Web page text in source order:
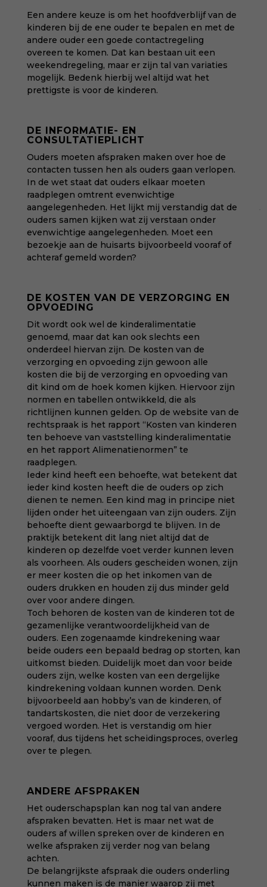
Een andere keuze is om het hoofdverblijf van de
kinderen bij de ene ouder te bepalen en met de
andere ouder een goede contactregeling
overeen te komen. Dat kan bestaan uit een
weekendregeling, maar er zijn tal van variaties
mogelijk. Bedenk hierbij wel altijd wat het
prettigste is voor de kinderen.
DE INFORMATIE- EN
CONSULTATIEPLICHT
Ouders moeten afspraken maken over hoe de
contacten tussen hen als ouders gaan verlopen.
In de wet staat dat ouders elkaar moeten
raadplegen omtrent evenwichtige
aangelegenheden. Het lijkt mij verstandig dat de
ouders samen kijken wat zij verstaan onder
evenwichtige aangelegenheden. Moet een
bezoekje aan de huisarts bijvoorbeeld vooraf of
achteraf gemeld worden?
DE KOSTEN VAN DE VERZORGING EN
OPVOEDING
Dit wordt ook wel de kinderalimentatie
genoemd, maar dat kan ook slechts een
onderdeel hiervan zijn. De kosten van de
verzorging en opvoeding zijn gewoon alle
kosten die bij de verzorging en opvoeding van
dit kind om de hoek komen kijken. Hiervoor zijn
normen en tabellen ontwikkeld, die als
richtlijnen kunnen gelden. Op de website van de
rechtspraak is het rapport “Kosten van kinderen
ten behoeve van vaststelling kinderalimentatie
en het rapport Alimenatienormen” te
raadplegen.
Ieder kind heeft een behoefte, wat betekent dat
ieder kind kosten heeft die de ouders op zich
dienen te nemen. Een kind mag in principe niet
lijden onder het uiteengaan van zijn ouders. Zijn
behoefte dient gewaarborgd te blijven. In de
praktijk betekent dit lang niet altijd dat de
kinderen op dezelfde voet verder kunnen leven
als voorheen. Als ouders gescheiden wonen, zijn
er meer kosten die op het inkomen van de
ouders drukken en houden zij dus minder geld
over voor andere dingen.
Toch behoren de kosten van de kinderen tot de
gezamenlijke verantwoordelijkheid van de
ouders. Een zogenaamde kindrekening waar
beide ouders een bepaald bedrag op storten, kan
uitkomst bieden. Duidelijk moet dan voor beide
ouders zijn, welke kosten van een dergelijke
kindrekening voldaan kunnen worden. Denk
bijvoorbeeld aan hobby’s van de kinderen, of
tandartskosten, die niet door de verzekering
vergoed worden. Het is verstandig om hier
vooraf, dus tijdens het scheidingsproces, overleg
over te plegen.
ANDERE AFSPRAKEN
Het ouderschapsplan kan nog tal van andere
afspraken bevatten. Het is maar net wat de
ouders af willen spreken over de kinderen en
welke afspraken zij verder nog van belang
achten.
De belangrijkste afspraak die ouders onderling
kunnen maken is de manier waarop zij met